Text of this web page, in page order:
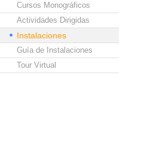
Cursos Monográficos
Actividades Dirigidas
Instalaciones
Guía de Instalaciones
Tour Virtual